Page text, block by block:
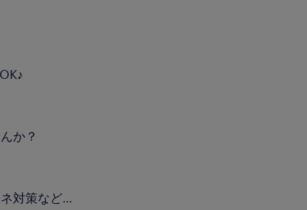
か？
対策など…